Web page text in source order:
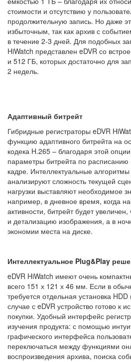
стоимости и отсутствию у
продолжительную запись. Но даже
избыточным, так как архив с
в течение 2-3 дней. Для подобных
HiWatch представлен eDVR со
и 512 ГБ, которых достаточно для
2 недель.
Адаптивный битрейт
Гибридные регистраторы eDVR
функцию адаптивного битрейта на
кодека H.265 – благодаря этой
параметры битрейта по расписанию
кадре. Интеллектуальные
анализируют сложность текущей
нагрузки выставляют необходимое
например, в дневное время, когда
активности, битрейт будет
и детализацию изображения, а в
экономии места на диске.
Интеллектуальное Plug&Play
eDVR HiWatch имеют очень
всего 151 х 121 х 46 мм. Если в
требуется отдельная установка HDD
случае с eDVR устройство готово к
покупки. Удобный интерфейс
изучения продукта: с помощью
графического интерфейса
переключаться между функциями
воспроизведения архива, поиска